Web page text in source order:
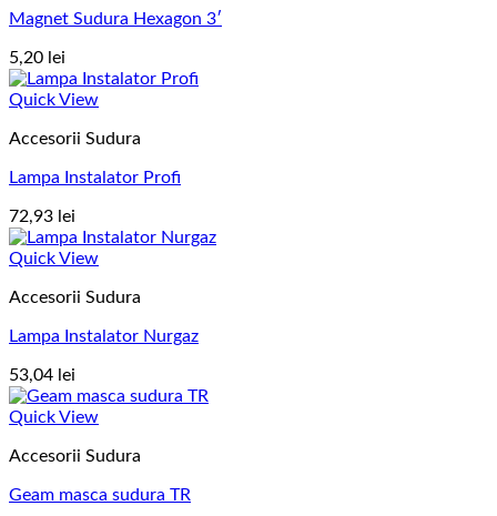
Magnet Sudura Hexagon 3′
5,20 lei
Quick View
Accesorii Sudura
Lampa Instalator Profi
72,93 lei
Quick View
Accesorii Sudura
Lampa Instalator Nurgaz
53,04 lei
Quick View
Accesorii Sudura
Geam masca sudura TR